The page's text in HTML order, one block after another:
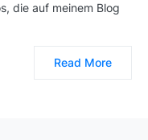
die auf meinem Blog
Read More